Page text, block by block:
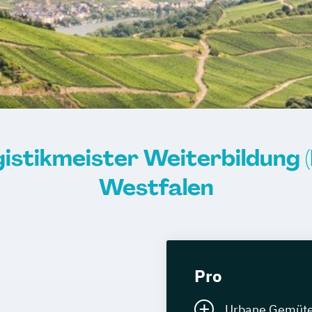
Weiterbildung
Westfalen
Pro